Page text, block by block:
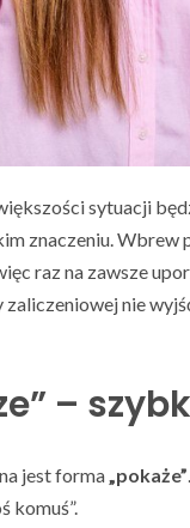
sytuacji
znaczeniu.
raz na zawsze
zaliczeniowej nie
–
jest forma „pokaże”
komuś”.